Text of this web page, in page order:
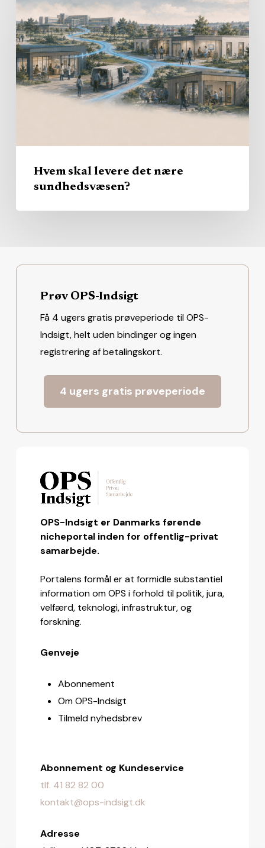
skal
levere
det
nære
sundhedsvæsen?
Hvem skal levere det nære
sundhedsvæsen?
Prøv OPS-Indsigt
Få 4 ugers gratis prøveperiode til OPS-
Indsigt, helt uden bindinger og ingen
registrering af betalingskort.
4 ugers gratis prøveperiode
OPS-Indsigt er Danmarks førende
nicheportal inden for offentlig-privat
samarbejde.
Portalens formål er at formidle substantiel
information om OPS i forhold til politik, jura,
velfærd, teknologi, infrastruktur, og
forskning.
Genveje
Abonnement
Om OPS-Indsigt
Tilmeld nyhedsbrev
Abonnement og Kundeservice
tlf. 41 82 82 00
kontakt@ops-indsigt.dk
Adresse